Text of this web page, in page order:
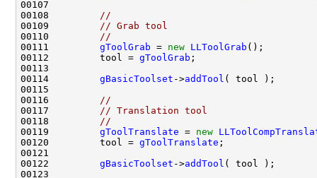
00108
//
00109
// Grab tool
00110
//
00111 gToolGrab = new LLToolGrab
00112         tool = gToolGrab
00114 gBasicToolset ->addTool
00116
//
00117
// Translation tool
00118
//
00119 gToolTranslate = new
00120         tool = gToolTranslate
00122 gBasicToolset ->addTool